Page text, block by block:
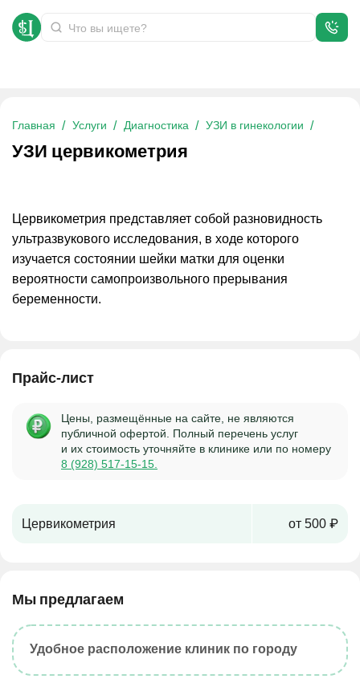
Главная Услуги Диагностика УЗИ в гинекологии
УЗИ цервикометрия
УЗИ цервикометрия
Цервикометрия представляет собой разновидность
ультразвукового исследования, в ходе которого
изучается состоянии шейки матки для оценки
вероятности самопроизвольного прерывания
беременности.
Прайс-лист
Цены, размещённые на сайте, не являются
публичной офертой. Полный перечень услуг
и их стоимость уточняйте в клинике или по номеру
8 (928) 517-15-15.
Цервикометрия от 500 ₽
Мы предлагаем
Удобное расположение клиник по городу